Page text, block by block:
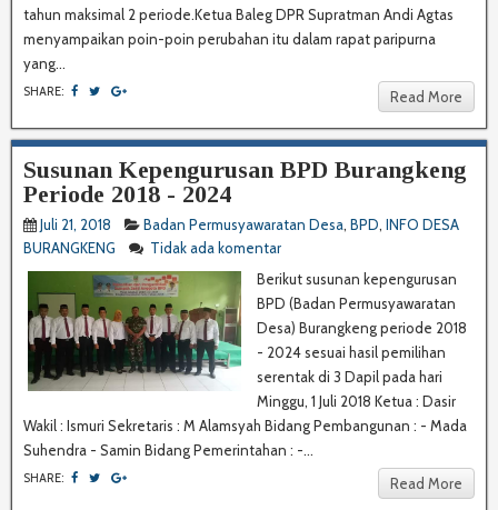
tahun maksimal 2 periode.Ketua Baleg DPR Supratman Andi Agtas
menyampaikan poin-poin perubahan itu dalam rapat paripurna
yang...
SHARE: Read More
Susunan Kepengurusan BPD Burangkeng
Periode 2018 - 2024
Juli 21, 2018 Badan Permusyawaratan Desa, BPD, INFO DESA
BURANGKENG
Tidak ada komentar
Berikut susunan kepengurusan
BPD (Badan Permusyawaratan
Desa) Burangkeng periode 2018
- 2024 sesuai hasil pemilihan
serentak di 3 Dapil pada hari
Minggu, 1 Juli 2018 Ketua : Dasir
Wakil : Ismuri Sekretaris : M Alamsyah Bidang Pembangunan : - Mada
Suhendra - Samin Bidang Pemerintahan : -...
SHARE: Read More